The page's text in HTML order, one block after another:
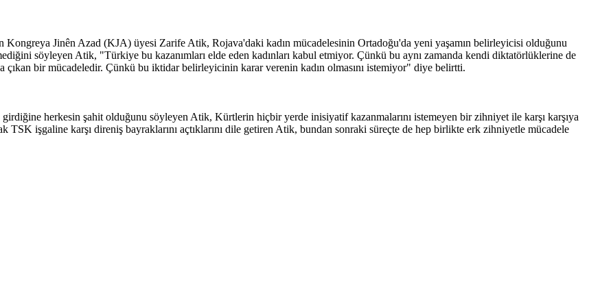
Kongreya Jinên Azad (KJA) üyesi Zarife Atik, Rojava'daki kadın mücadelesinin Ortadoğu'da yeni yaşamın belirleyicisi olduğunu
söyleyen Atik, "Türkiye bu kazanımları elde eden kadınları kabul etmiyor. Çünkü bu aynı zamanda kendi diktatörlüklerine de
bir mücadeledir. Çünkü bu iktidar belirleyicinin karar verenin kadın olmasını istemiyor" diye belirtti.
girdiğine herkesin şahit olduğunu söyleyen Atik, Kürtlerin hiçbir yerde inisiyatif kazanmalarını istemeyen bir zihniyet ile karşı karşıya
TSK işgaline karşı direniş bayraklarını açtıklarını dile getiren Atik, bundan sonraki süreçte de hep birlikte erk zihniyetle mücadele